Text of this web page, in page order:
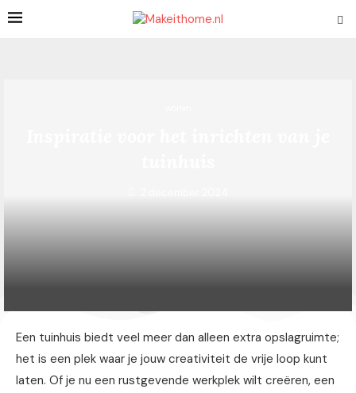
Een tuinhuis biedt veel meer dan alleen extra opslagruimte;
het is een plek waar je jouw creativiteit de vrije loop kunt
laten. Of je nu een rustgevende werkplek wilt creëren, een